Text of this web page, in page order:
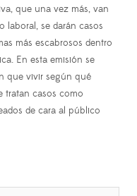
que una vez más, van
laboral, se darán casos
más escabrosos dentro
En esta emisión se
que vivir según qué
tratan casos como
de cara al público